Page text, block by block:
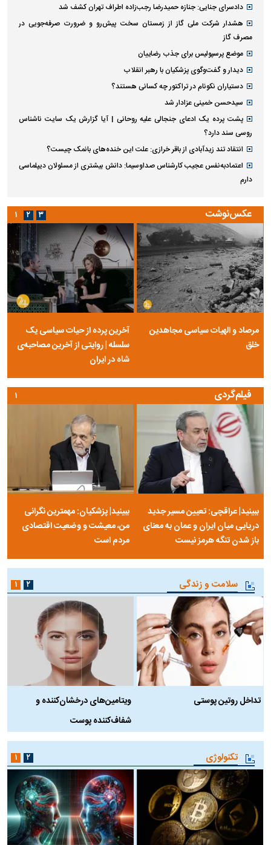
دادسرای جنایی: جنازه حمیدرضا رجب‌زاده اطراف تهران کشف شد
هشدار شرکت ملی گاز از زمستان سخت پیش‌رو و ضرورت صرفه‌جویی در
مصرف گاز
موضع پرسپولیس برای جذب رضاییان
دیدار و گفت‌وگوی پزشکیان با رهبر انقلاب
دستیاران نکونام در تراکتور چه کسانی هستند؟
سیدحسن خمینی عزادار شد
پشت پرده یک ادعای جنجالی علیه روحانی | آیا گزارش یک سایت ناشناس
روسی سند دارد؟
انتقاد تند زیدآبادی از باقر خرازی: علت این خنده‌های بانمک چیست؟
اعتمادبه‌نفس عجیب کارشناس صداوسیما: دانش بیشتری از مسئولان دیپلماسی
دارم
عکس‌نوشت
مرصاد و الهیات سیاسی مجاهدین
خلق
آخرین پرده از حیات سیاسی یک
سلسله | روایتی از آخرین مصاحبه‌ی
شاه در ایران
۱ ۲ ۳
فیلم‌گردی
ببینید| عراقچی: تعیین مسیر جدید
دریایی میان ایران و عمان به معنای
باز شدن تنگه هرمز نیست
ببینید| پزشکیان: مهمترین نگرانی
من، معیشت و وضعیت اقتصادی
مردم است
۱
سلامت و زندگی
تداخل روتین پوستی
ویتامین‌های درخشان‌کننده و
شفاف‌کننده پوست
۱ ۲
تکنولوژی ۱ ۲